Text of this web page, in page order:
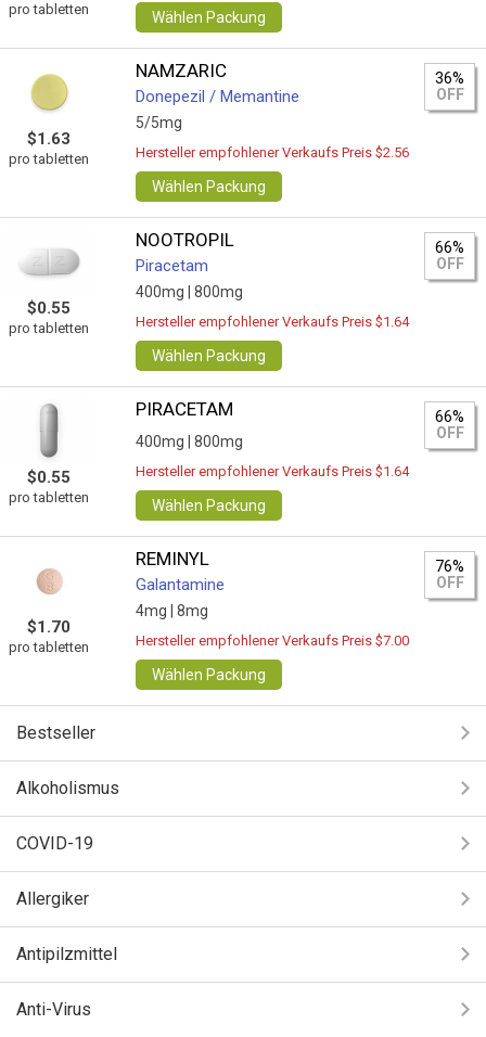
pro tabletten Wählen Packung
$1.63
pro tabletten
NAMZARIC
Donepezil / Memantine
5/5mg
36%
OFF
Hersteller empfohlener Verkaufs Preis $2.56
Wählen Packung
$0.55
pro tabletten
NOOTROPIL
Piracetam
400mg | 800mg
66%
OFF
Hersteller empfohlener Verkaufs Preis $1.64
Wählen Packung
$0.55
pro tabletten
PIRACETAM
400mg | 800mg
66%
OFF
Hersteller empfohlener Verkaufs Preis $1.64
Wählen Packung
$1.70
pro tabletten
REMINYL
Galantamine
4mg | 8mg
76%
OFF
Hersteller empfohlener Verkaufs Preis $7.00
Wählen Packung
Bestseller
Alkoholismus
COVID-19
Allergiker
Antipilzmittel
Anti-Virus